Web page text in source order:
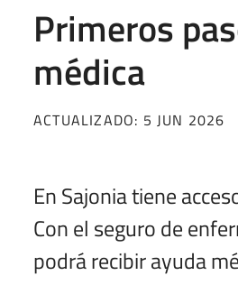
Primeros
médica
ACTUALIZADO: 5 JUN 2026
En Sajonia tiene
Con el seguro de
podrá recibir ayuda